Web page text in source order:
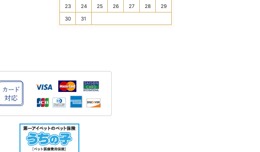
23 24 25 26 27 28 29
30 31